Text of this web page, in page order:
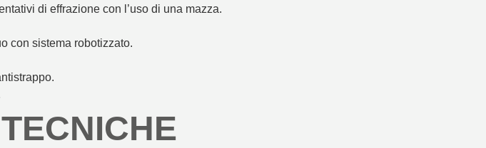
di effrazione con l’uso di una mazza.
con sistema robotizzato.